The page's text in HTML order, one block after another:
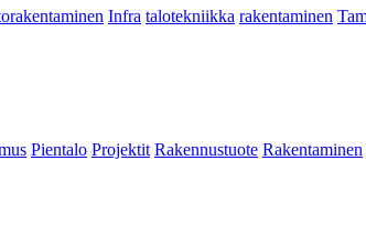
Infra talotekniikka rakentaminen
Pientalo Projektit Rakennustuote Rakentaminen